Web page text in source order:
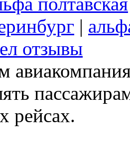
|
отзывы
рейсах.